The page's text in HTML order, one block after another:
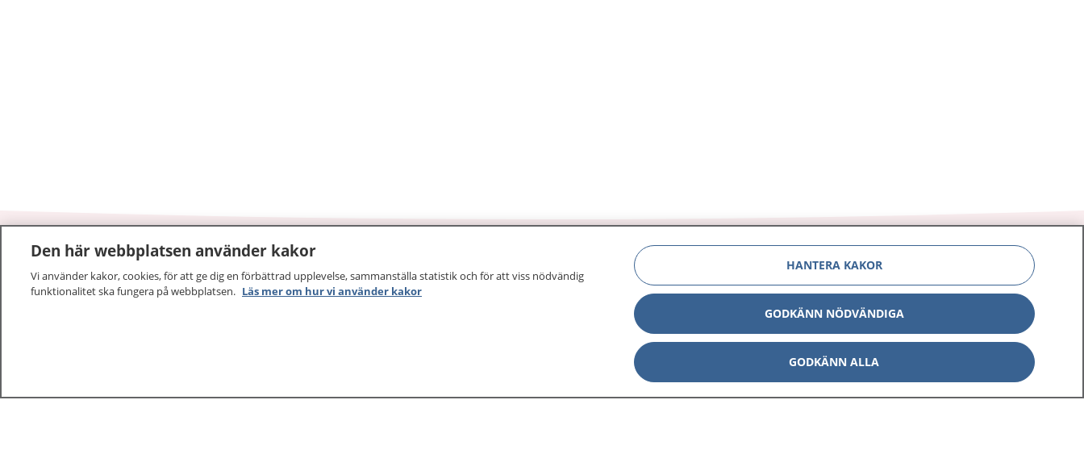
1177 –tryggt om din hälsa och vård
1177 ger dig råd när du vill må bättre.
Other languages
Lättläst svenska
Om 1177
Aktuellt
Digital tillgänglighet
Den här webbplatsen använder kakor
Vi använder kakor, cookies, för att ge dig en förbättrad upplevelse, sammanställa statistik och för att viss nödvändig
funktionalitet ska fungera på webbplatsen. Läs mer om hur vi använder kakor
HANTERA KAKOR
GODKÄNN NÖDVÄNDIGA
GODKÄNN ALLA